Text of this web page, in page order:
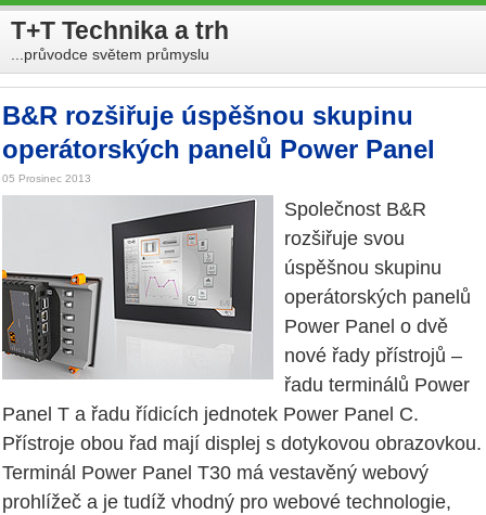
T+T Technika a trh
...průvodce světem průmyslu
B&R rozšiřuje úspěšnou skupinu
operátorských panelů Power Panel
05 Prosinec 2013
Společnost B&R
rozšiřuje svou
úspěšnou skupinu
operátorských panelů
Power Panel o dvě
nové řady přístrojů –
řadu terminálů Power
Panel T a řadu řídicích jednotek Power Panel C.
Přístroje obou řad mají displej s dotykovou obrazovkou.
Terminál Power Panel T30 má vestavěný webový
prohlížeč a je tudíž vhodný pro webové technologie,